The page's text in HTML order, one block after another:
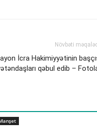
Növbəti
İcra Hakimiyyətinin
qəbul edib –